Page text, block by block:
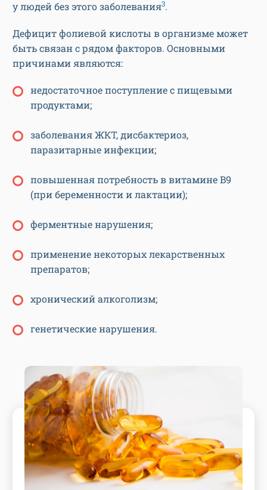
у людей без этого заболевания3.
Дефицит фолиевой кислоты в организме может
быть связан с рядом факторов. Основными
причинами являются:
недостаточное поступление с пищевыми
продуктами;
заболевания ЖКТ, дисбактериоз,
паразитарные инфекции;
повышенная потребность в витамине B9
(при беременности и лактации);
ферментные нарушения;
применение некоторых лекарственных
препаратов;
хронический алкоголизм;
генетические нарушения.